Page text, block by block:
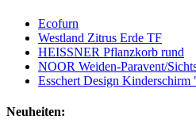
Ecofurn
Westland Zitrus Erde TF
HEISSNER Pflanzkorb rund
NOOR Weiden-Paravent/
Esschert Design Kinderschirm
Neuheiten: